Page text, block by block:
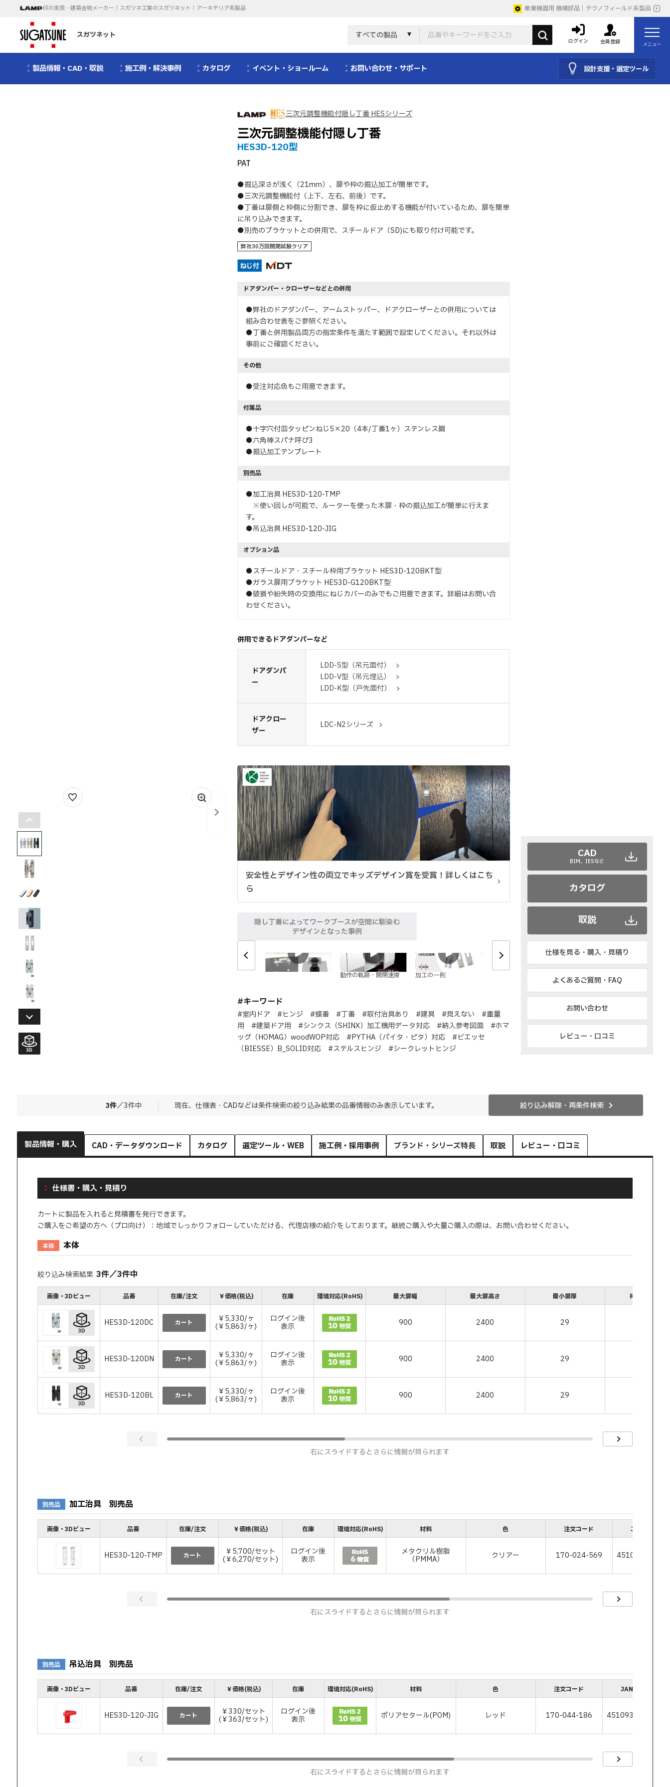
印の家具・建築金物メーカー｜スガツネ工業のスガツネット｜アーキテリア系製品 産業機器用 機構部品｜テクノフィールド系製品
スガツネット すべての製品
ログイン 会員登録 メニュー
製品情報・CAD・取説 施工例・解決事例 カタログ イベント・ショールーム お問い合わせ・サポート 設計支援・選定ツール
三次元調整機能付隠し丁番 HESシリーズ
三次元調整機能付隠し丁番
HES3D-120型
PAT
●掘込深さが浅く（21mm）、扉や枠の掘込加工が簡単です。
●三次元調整機能付（上下、左右、前後）です。
●丁番は扉側と枠側に分割でき、扉を枠に仮止めする機能が付いているため、扉を簡単
に吊り込みできます。
●別売のブラケットとの併用で、スチールドア（SD)にも取り付け可能です。
弊社30万回開閉試験クリア
ドアダンパー・クローザーなどとの併用
●弊社のドアダンパー、アームストッパー、ドアクローザーとの併用については
組み合わせ表をご参照ください。
●丁番と併用製品両方の指定条件を満たす範囲で設定してください。それ以外は
事前にご確認ください。
その他
●受注対応色もご用意できます。
付属品
●十字穴付皿タッピンねじ5×20（4本/丁番1ヶ）ステンレス鋼
●六角棒スパナ呼び3
●掘込加工テンプレート
別売品
●加工治具 HES3D-120-TMP
※使い回しが可能で、ルーターを使った木扉・枠の掘込加工が簡単に行えま
す。
●吊込治具 HES3D-120-JIG
オプション品
●スチールドア・スチール枠用ブラケット HES3D-120BKT型
●ガラス扉用ブラケット HES3D-G120BKT型
●破損や紛失時の交換用にねじカバーのみでもご用意できます。詳細はお問い合
わせください。
併用できるドアダンパーなど
ドアダンパ
ー
LDD-S型（吊元面付）
LDD-V型（吊元埋込）
LDD-K型（戸先面付）
ドアクロー
ザー
LDC-N2シリーズ
安全性とデザイン性の両立でキッズデザイン賞を受賞！詳しくはこち
ら
隠し丁番によってワークブースが空間に馴染む
デザインとなった事例
特長 特長
動作の軌跡・開閉速度
取付
加工の一例
特長
吊込治具のご紹介
取付
#キーワード
#室内ドア #ヒンジ #蝶番 #丁番 #取付治具あり #建具 #見えない #重量
用 #建築ドア用 #シンクス（SHINX）加工機用データ対応 #納入参考図面 #ホマ
ッグ（HOMAG）woodWOP対応 #PYTHA（パイタ・ピタ）対応 #ビエッセ
（BIESSE）B_SOLID対応 #ステルスヒンジ #シークレットヒンジ
CAD
BIM、IESなど
カタログ
取説
仕様を見る・購入・見積り
よくあるご質問・FAQ
お問い合わせ
レビュー・口コミ
3件／3件中 現在、仕様表・CADなどは条件検索の絞り込み結果の品番情報のみ表示しています。 絞り込み解除・再条件検索
製品情報・購入 CAD・データダウンロード カタログ 選定ツール・WEB 施工例・採用事例 ブランド・シリーズ特長 取説 レビュー・口コミ
仕様書・購入・見積り
カートに製品を入れると見積書を発行できます。
ご購入をご希望の方へ（プロ向け）：地域でしっかりフォローしていただける、代理店様の紹介をしております。継続ご購入や大量ご購入の際は、お問い合わせください。
本体 本体
絞り込み検索結果 3件／3件中
画像・3Dビュー 品番 在庫/注文 ￥価格(税込) 在庫 環境対応(RoHS) 最大扉幅 最大扉高さ 最小扉厚 枠掘込深さ
HES3D-120DC カート ￥5,330/ヶ
(￥5,863/ヶ)
ログイン後
表示 900 2400 29
HES3D-120DN カート ￥5,330/ヶ
(￥5,863/ヶ)
ログイン後
表示 900 2400 29
HES3D-120BL カート ￥5,330/ヶ
(￥5,863/ヶ)
ログイン後
表示 900 2400 29
右にスライドするとさらに情報が見られます
別売品 加工治具 別売品
画像・3Dビュー 品番 在庫/注文 ￥価格(税込) 在庫 環境対応(RoHS) 材料 色 注文コード JANコード
HES3D-120-TMP カート ￥5,700/セット
(￥6,270/セット)
ログイン後
表示
メタクリル樹脂
（PMMA） クリアー 170-024-569
右にスライドするとさらに情報が見られます
別売品 吊込治具 別売品
画像・3Dビュー 品番 在庫/注文 ￥価格(税込) 在庫 環境対応(RoHS) 材料 色 注文コード JANコード
HES3D-120-JIG カート ￥330/セット
(￥363/セット)
ログイン後
表示 ポリアセタール(POM) レッド 170-044-186 4510932187497
右にスライドするとさらに情報が見られます